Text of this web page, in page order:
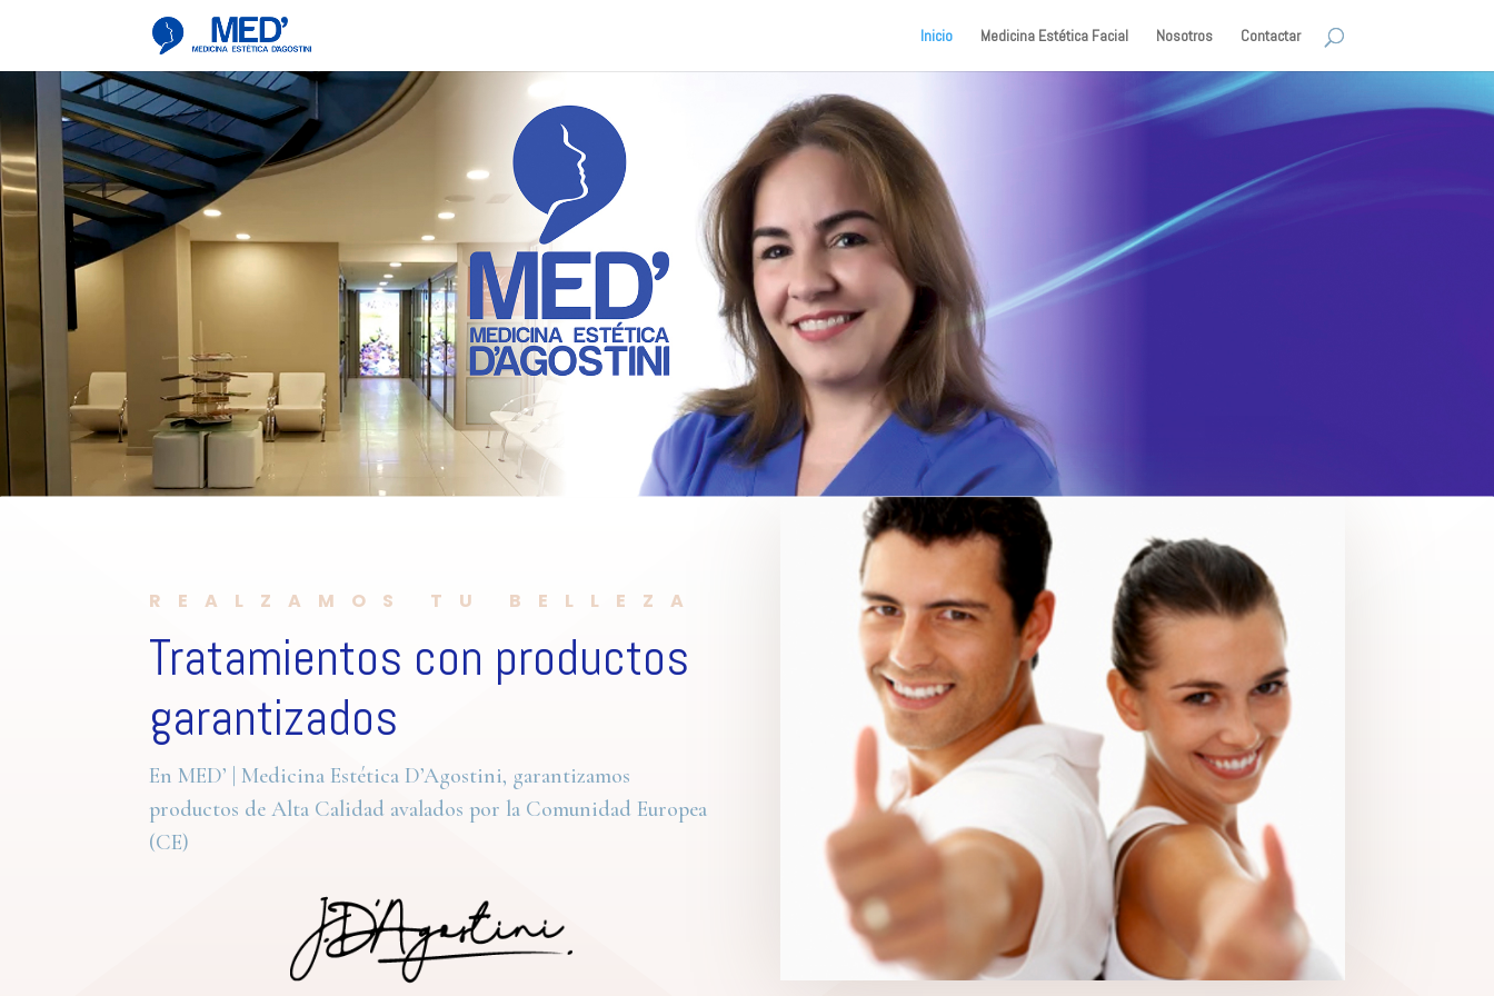
Inicio Medicina Estética Facial Nosotros Contactar
REALZAMOS TU BELLEZA
Tratamientos con productos
garantizados
En MED’ | Medicina Estética D’Agostini, garantizamos
productos de Alta Calidad avalados por la Comunidad Europea
(CE)